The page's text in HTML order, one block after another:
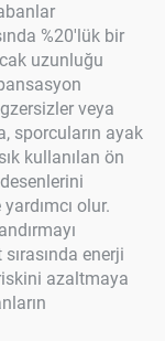
%20'lük bir
uzunluğu
veya
sporcuların ayak
kullanılan ön
olur.
enerji
azaltmaya